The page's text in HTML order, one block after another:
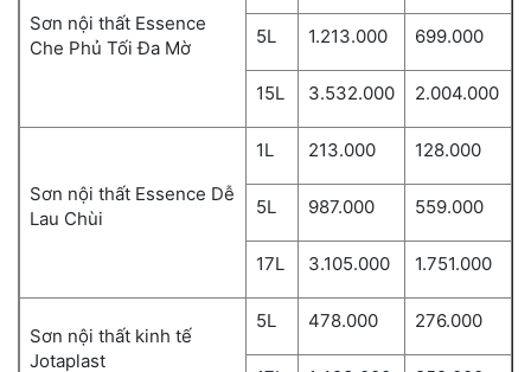
Sơn nội thất Essence
Che Phủ Tối Đa Mờ
5L 1.213.000 699.000
15L 3.532.000 2.004.000
Sơn nội thất Essence Dễ
Lau Chùi
1L 213.000 128.000
5L 987.000 559.000
17L 3.105.000 1.751.000
Sơn nội thất kinh tế
Jotaplast
5L 478.000 276.000